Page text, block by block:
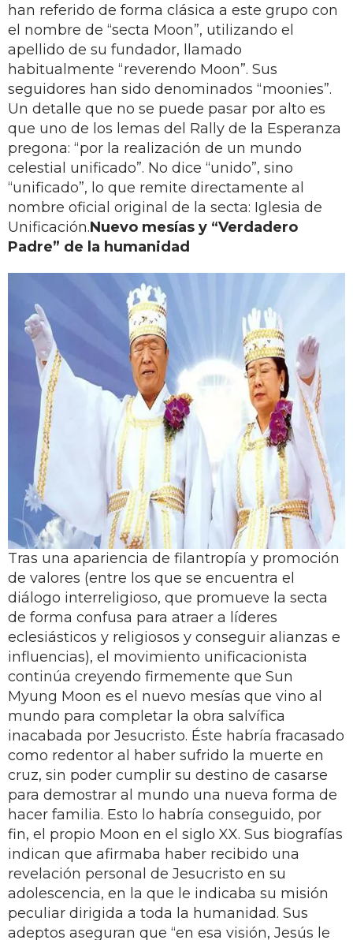
han referido de forma clásica a este grupo con
el nombre de “secta Moon”, utilizando el
apellido de su fundador, llamado
habitualmente “reverendo Moon”. Sus
seguidores han sido denominados “moonies”.
Un detalle que no se puede pasar por alto es
que uno de los lemas del Rally de la Esperanza
pregona: “por la realización de un mundo
celestial unificado”. No dice “unido”, sino
“unificado”, lo que remite directamente al
nombre oficial original de la secta: Iglesia de
Unificación.Nuevo mesías y “Verdadero
Padre” de la humanidad
Tras una apariencia de filantropía y promoción
de valores (entre los que se encuentra el
diálogo interreligioso, que promueve la secta
de forma confusa para atraer a líderes
eclesiásticos y religiosos y conseguir alianzas e
influencias), el movimiento unificacionista
continúa creyendo firmemente que Sun
Myung Moon es el nuevo mesías que vino al
mundo para completar la obra salvífica
inacabada por Jesucristo. Éste habría fracasado
como redentor al haber sufrido la muerte en
cruz, sin poder cumplir su destino de casarse
para demostrar al mundo una nueva forma de
hacer familia. Esto lo habría conseguido, por
fin, el propio Moon en el siglo XX. Sus biografías
indican que afirmaba haber recibido una
revelación personal de Jesucristo en su
adolescencia, en la que le indicaba su misión
peculiar dirigida a toda la humanidad. Sus
adeptos aseguran que “en esa visión, Jesús le